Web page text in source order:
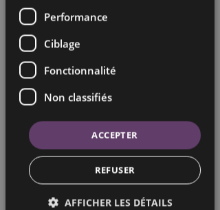
Performance
Ciblage
Fonctionnalité
Non classifiés
ACCEPTER
REFUSER
AFFICHER LES DÉTAILS